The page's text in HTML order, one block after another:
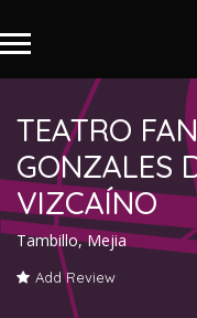
TEATRO
GONZALES
VIZCAÍNO
Tambillo, Mejia
Add Review